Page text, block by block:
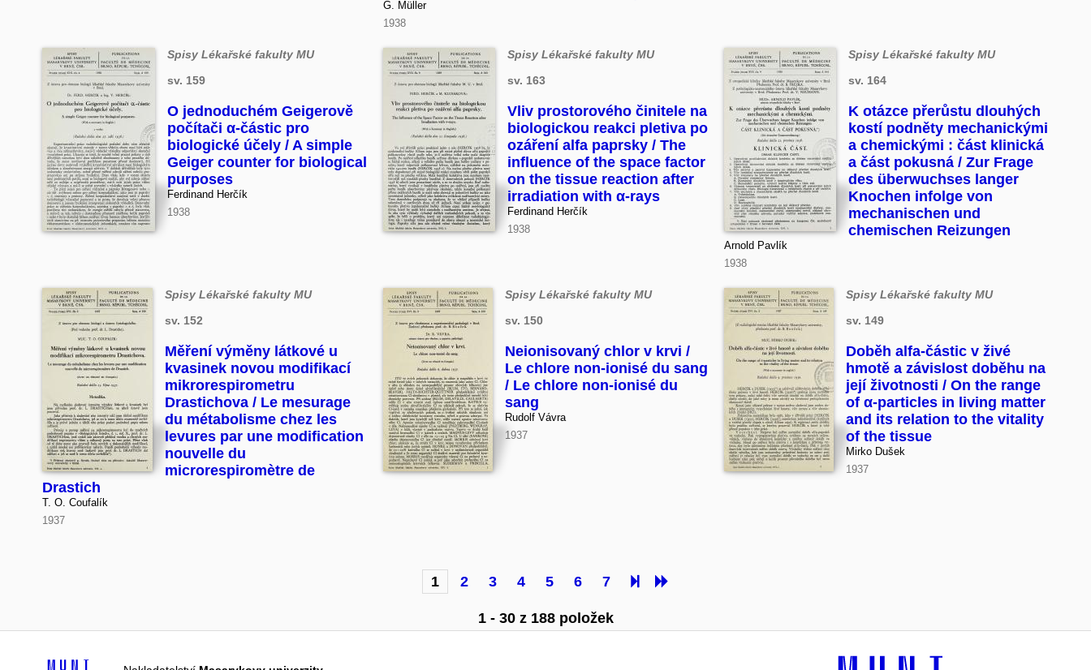
G. Müller
1938
Spisy Lékařské fakulty MU
sv. 159
O jednoduchém Geigerově
počítači α-částic pro
biologické účely / A simple
Geiger counter for biological
purposes
Ferdinand Herčík
1938
Spisy Lékařské fakulty MU
sv. 163
Vliv prostorového činitele na
biologickou reakci pletiva po
ozáření alfa paprsky / The
influence of the space factor
on the tissue reaction after
irradiation with α-rays
Ferdinand Herčík
1938
Spisy Lékařské fakulty MU
sv. 164
K otázce přerůstu dlouhých
kostí podněty mechanickými
a chemickými : část klinická
a část pokusná / Zur Frage
des überwuchses langer
Knochen infolge von
mechanischen und
chemischen Reizungen
Arnold Pavlík
1938
Spisy Lékařské fakulty MU
sv. 152
Měření výměny látkové u
kvasinek novou modifikací
mikrorespirometru
Drastichova / Le mesurage
du métabolisme chez les
levures par une modification
nouvelle du
microrespiromètre de
Drastich
T. O. Coufalík
1937
Spisy Lékařské fakulty MU
sv. 150
Neionisovaný chlor v krvi /
Le chlore non-ionisé du sang
/ Le chlore non-ionisé du
sang
Rudolf Vávra
1937
Spisy Lékařské fakulty MU
sv. 149
Doběh alfa-částic v živé
hmotě a závislost doběhu na
její životnosti / On the range
of α-particles in living matter
and its relation to the vitality
of the tissue
Mirko Dušek
1937
1 2 3 4 5 6 7
1 - 30 z 188 položek